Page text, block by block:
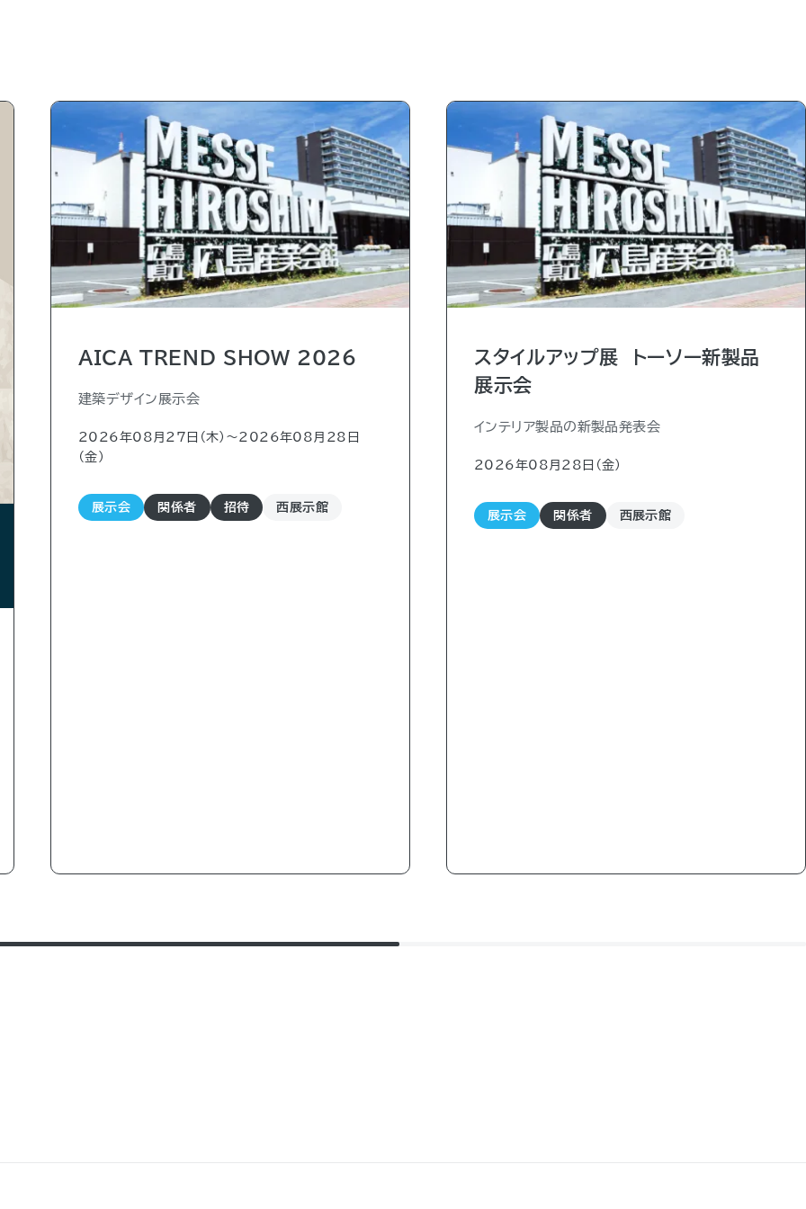
AICA TREND SHOW 2026
建築デザイン展示会
2026年08月27日（木)〜2026年08月28日
（金)
展示会 関係者 招待 西展示館
スタイルアップ展 トーソー新製品
展示会
インテリア製品の新製品発表会
2026年08月28日（金)
展示会 関係者 西展示館